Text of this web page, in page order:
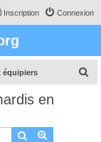
Connexion
Inscription
équipiers
en
Rechercher